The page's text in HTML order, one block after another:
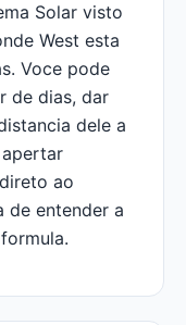
Solar visto
West esta
Voce pode
de dias, dar
dele a
ao
de entender a